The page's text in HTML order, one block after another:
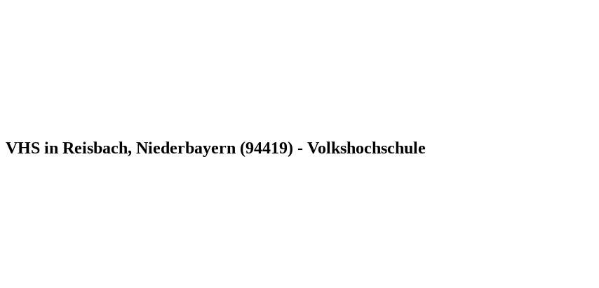
VHS in Reisbach, Niederbayern (94419) - Volkshochschule